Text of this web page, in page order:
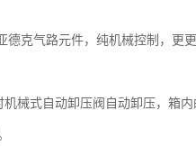
克气路元件，纯机械控制，更
械式自动卸压阀自动卸压，箱